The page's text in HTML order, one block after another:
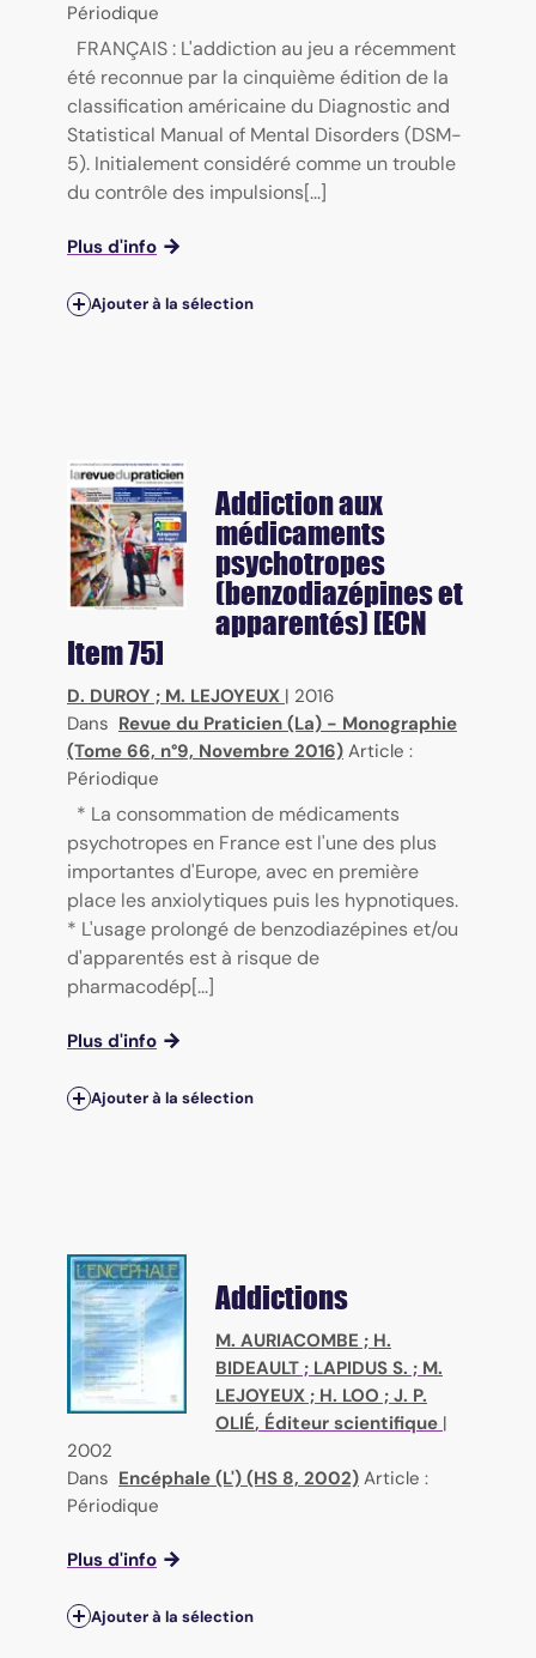
Périodique
FRANÇAIS : L'addiction au jeu a récemment
été reconnue par la cinquième édition de la
classification américaine du Diagnostic and
Statistical Manual of Mental Disorders (DSM-
5). Initialement considéré comme un trouble
du contrôle des impulsions[...]
Plus d'info
Ajouter à la sélection
Addiction aux
médicaments
psychotropes
(benzodiazépines et
apparentés) [ECN
Item 75]
D. DUROY ; M. LEJOYEUX | 2016
Dans Revue du Praticien (La) - Monographie
(Tome 66, n°9, Novembre 2016) Article :
Périodique
* La consommation de médicaments
psychotropes en France est l'une des plus
importantes d'Europe, avec en première
place les anxiolytiques puis les hypnotiques.
* L'usage prolongé de benzodiazépines et/ou
d'apparentés est à risque de
pharmacodép[...]
Plus d'info
Ajouter à la sélection
Addictions
M. AURIACOMBE ; H.
BIDEAULT ; LAPIDUS S. ; M.
LEJOYEUX ; H. LOO ; J. P.
OLIÉ, Éditeur scientifique |
2002
Dans Encéphale (L') (HS 8, 2002) Article :
Périodique
Plus d'info
Ajouter à la sélection